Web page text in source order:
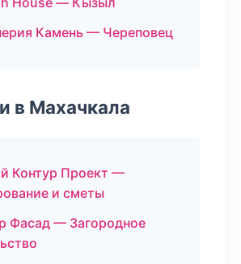
Камень — Череповец
в Махачкала
Контур Проект —
и сметы
Фасад — Загородное